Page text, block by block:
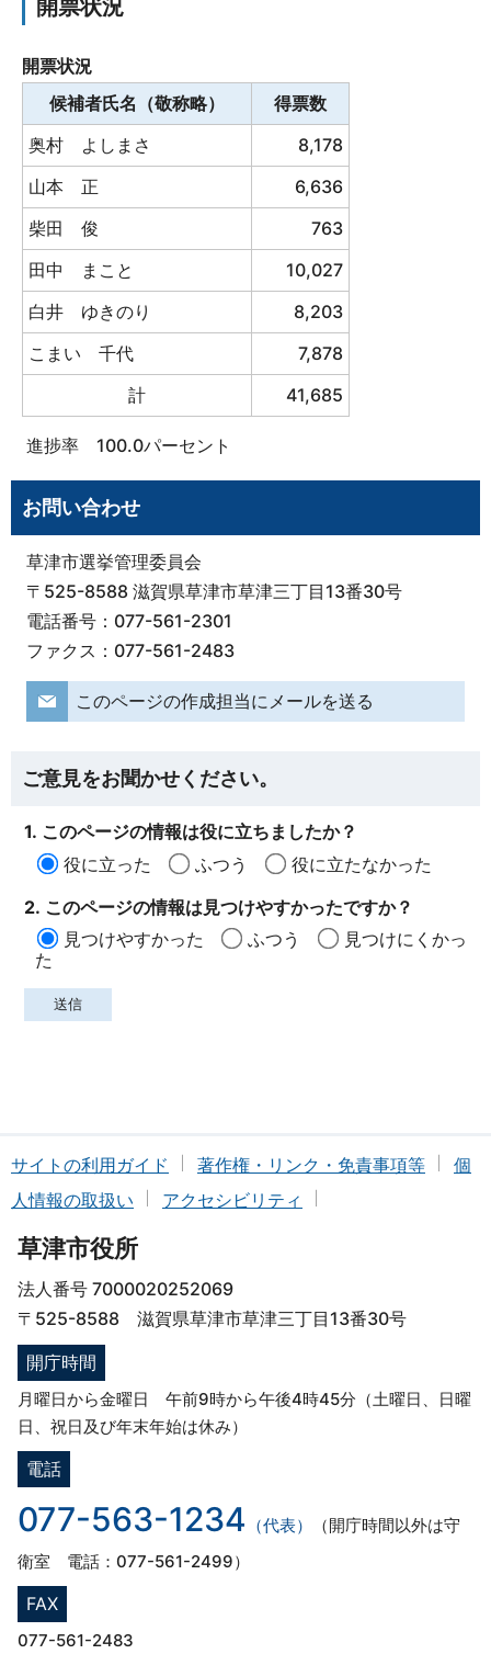
開票状況
開票状況
候補者氏名（敬称略）
得票数
奥村 よしまさ
8,178
山本 正
6,636
柴田 俊
763
田中 まこと
10,027
白井 ゆきのり
8,203
こまい 千代
7,878
計
41,685
進捗率 100.0パーセント
お問い合わせ
草津市選挙管理委員会
〒525-8588 滋賀県草津市草津三丁目13番30号
電話番号：077-561-2301
ファクス：077-561-2483
このページの作成担当にメールを送る
ご意見をお聞かせください。
1. このページの情報は役に立ちましたか？
役に立った
ふつう
役に立たなかった
2. このページの情報は見つけやすかったですか？
見つけやすかった
ふつう
見つけにくかっ
た
サイトの利用ガイド 著作権・リンク・免責事項等
個
人情報の取扱い
アクセシビリティ
草津市役所
法人番号 7000020252069
〒525-8588 滋賀県草津市草津三丁目13番30号
開庁時間
月曜日から金曜日 午前9時から午後4時45分（土曜日、日曜
日、祝日及び年末年始は休み）
電話
077-563-1234 （代表）
（開庁時間以外は守
衛室 電話：077-561-2499）
FAX
077-561-2483